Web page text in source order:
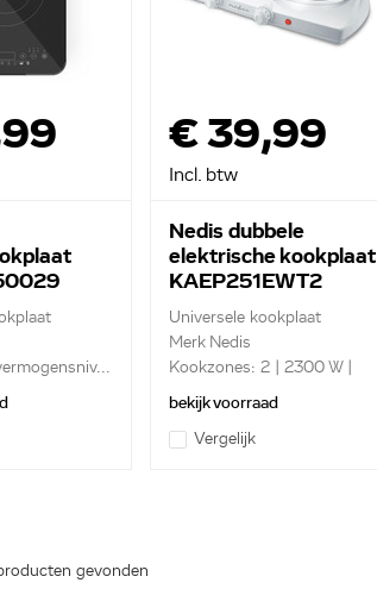
€ 39,99
Incl. btw
Nedis dubbele
elektrische kookplaat
KAEP251EWT2
Universele kookplaat
Merk Nedis
Kookzones: 2 | 2300 W |
Ov...
bekijk voorraad
Vergelijk
gevonden